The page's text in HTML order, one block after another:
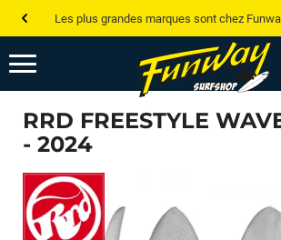
Les plus grandes marques sont chez
Jusqu’à -75% de remise sur le windsurf,
💰 Meilleur prix garanti — Moins cher ailleurs
Besoin de conseils de pro ? Appelle nous !
RRD FREESTYLE
- 2024